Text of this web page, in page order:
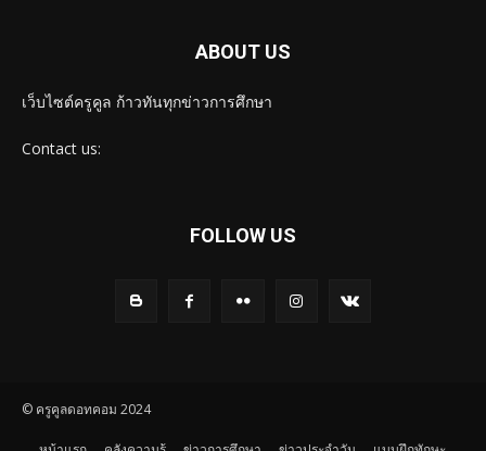
ABOUT US
เว็บไซต์ครูคูล ก้าวทันทุกข่าวการศึกษา
Contact us:
FOLLOW US
© ครูคูลดอทคอม 2024